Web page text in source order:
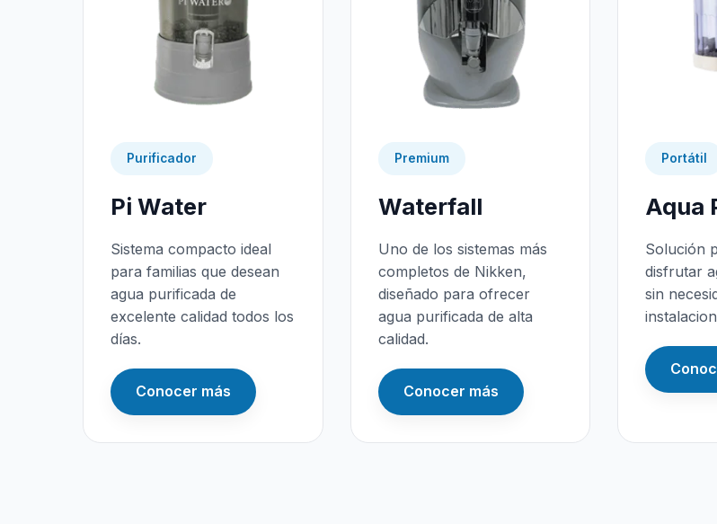
Purificador
Pi Water
Sistema compacto ideal
para familias que desean
agua purificada de
excelente calidad todos los
días.
Conocer más
Premium
Waterfall
Uno de los sistemas más
completos de Nikken,
diseñado para ofrecer
agua purificada de alta
calidad.
Conocer más
Portátil
Aqua
Solución
disfrutar
sin